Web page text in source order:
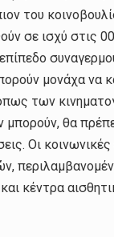
του
σε ισχύ στις
μονάχα να
των
μπορούν, θα
Οι
κέντρα